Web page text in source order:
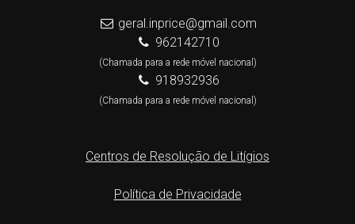
geral.inprice@gmail.com
962142710
(Chamada para a rede móvel nacional)
918932936
(Chamada para a rede móvel nacional)
Centros de Resolução de Litígios
Política de Privacidade